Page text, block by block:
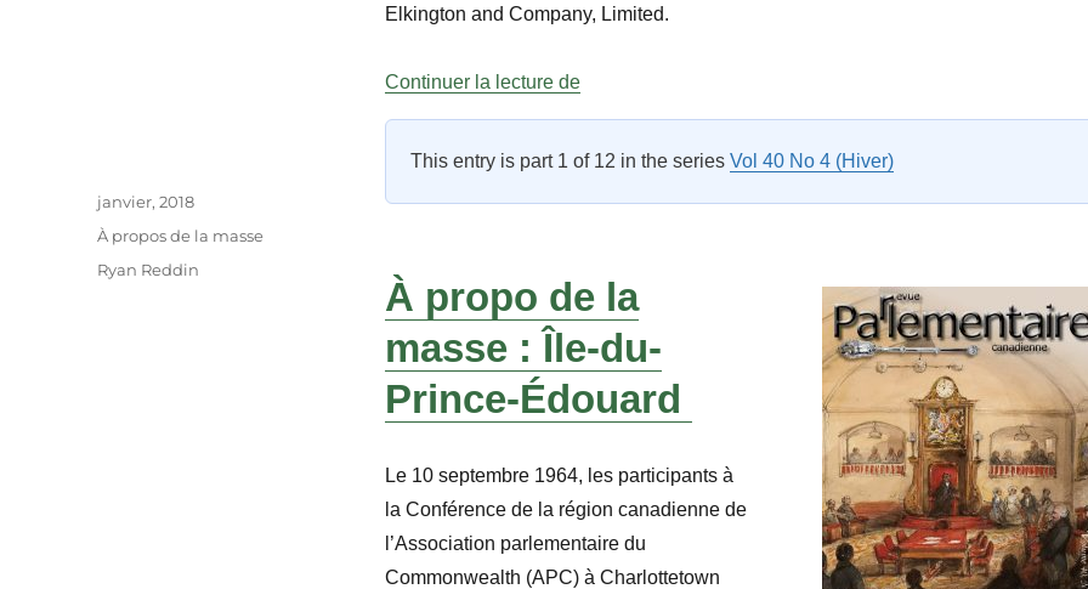
Elkington and Company, Limited.
Continuer la lecture de« À propos de la masse : Nouvelle Écosse »
This entry is part 1 of 12 in the series Vol 40 No 4 (Hiver)
À propo de la
masse : Île-du-
Prince-Édouard
Le 10 septembre 1964, les participants à
la Conférence de la région canadienne de
l’Association parlementaire du
Commonwealth (APC) à Charlottetown
Auteur
Publié
le
janvier, 2018
Catégories
À propos de la masse
Étiquettes
Ryan Reddin